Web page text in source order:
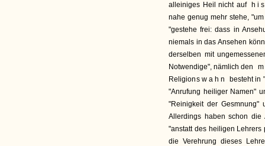
alleiniges Heil nicht auf
nahe genug mehr stehe,
"gestehe frei: dass in
niemals in das Ansehen
derselben mit
Notwendige", nämlich den
Religionswahn
besteht in
"Anrufung heiliger Namen"
"Reinigkeit der Gesmnung"
Allerdings haben schon die
"anstatt des heiligen
die Verehrung dieses